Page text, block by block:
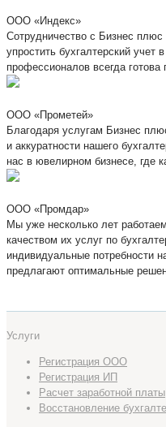
ООО «Индекс»
Сотрудничество с Бизнес
упростить бухгалтерский
профессионалов всегда
ООО «Прометей»
Благодаря услугам Бизнес
и аккуратности нашего
нас в ювелирном бизнесе, где
ООО «Промдар»
Мы уже несколько лет
качеством их услуг по
индивидуальные потребности
предлагают оптимальные
Услуги
Регистрация ООО
Регистрация ИП
Расчет заработной платы
Восстановление